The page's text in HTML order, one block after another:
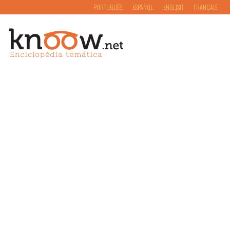
PORTUGUÊS ESPAÑOL ENGLISH FRANÇAIS